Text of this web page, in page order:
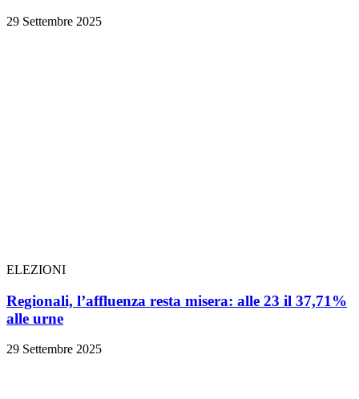
29 Settembre 2025
ELEZIONI
Regionali, l’affluenza resta misera: alle 23 il 37,71%
alle urne
29 Settembre 2025